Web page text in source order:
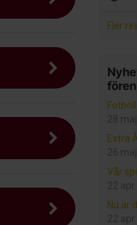
Fler
28 maj
Extra
26 maj
Vår
22 apr
Nu är
22 apr